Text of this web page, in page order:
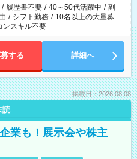
/ 履歴書不要 / 40～50代活躍中 / 副
/ シフト勤務 / 10名以上の大量募
ンスキル不要
する 詳細へ
掲載日：2026.08.08
読
業も！展示会や株主